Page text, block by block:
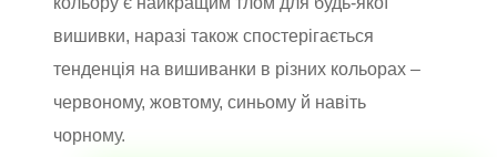
вишивки, наразі також спостерігається
тенденція на вишиванки в різних кольорах –
червоному, жовтому, синьому й навіть
чорному.